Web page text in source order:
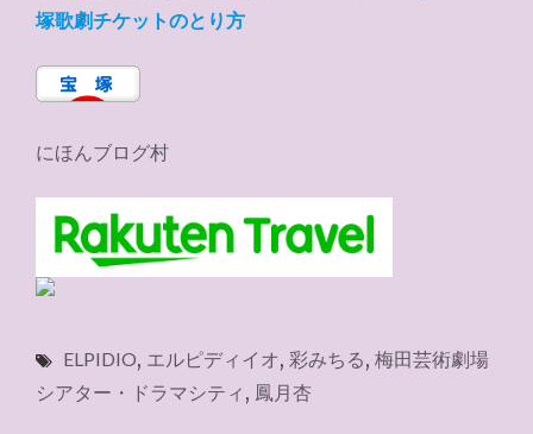
塚歌劇チケットのとり方
にほんブログ村
ELPIDIO, エルピディイオ, 彩みちる, 梅田芸術劇場
シアター・ドラマシティ , 鳳月杏